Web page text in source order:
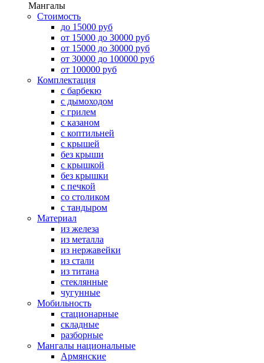
Мангалы
Стоимость
до 15000 руб
от 15000 до 30000 руб
от 15000 до 30000 руб
от 30000 до 100000 руб
от 100000 руб
Комплектация
с барбекю
с дымоходом
с грилем
с казаном
с коптильней
с крышей
без крыши
с крышкой
без крышки
с печкой
со столиком
с тандыром
Материал
из железа
из металла
из нержавейки
из стали
из титана
стеклянные
чугунные
Мобильность
стационарные
складные
разборные
Мангалы национальные
Армянские